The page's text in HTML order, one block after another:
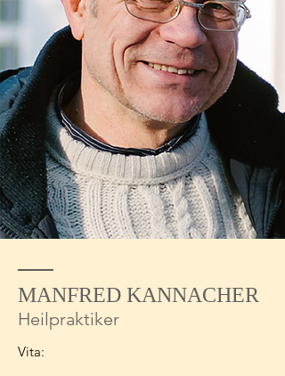
MANFRED KANNACHER
Heilpraktiker
Vita: